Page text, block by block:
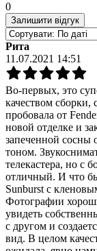
0
Залишити відгук
Рита
11.07.2021 14:51
Во-первых, это
качеством сборки,
пробовала от
новой отделке и
запеченной сосны
тоном.
телекастера, но с
отличный. И что бы
Sunburst с
Фотографии
увидеть
с другом и
вид. В целом